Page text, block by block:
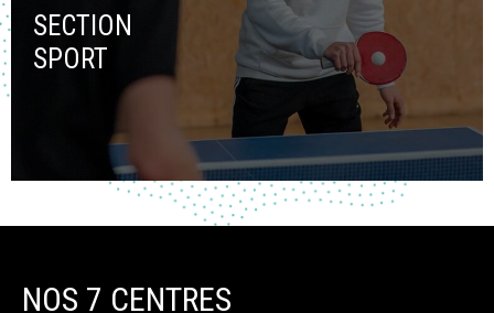
SECTION
SPORT
NOS 7 CENTRES